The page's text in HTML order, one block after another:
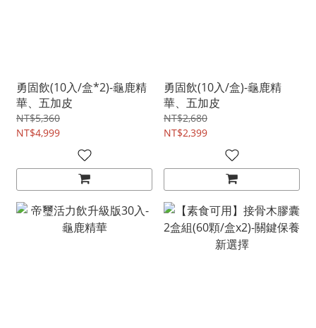
勇固飲(10入/盒*2)-龜鹿精
華、五加皮
NT$5,360
NT$4,999
勇固飲(10入/盒)-龜鹿精
華、五加皮
NT$2,680
NT$2,399